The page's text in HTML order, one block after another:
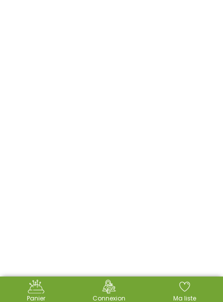
Panier Connexion Ma liste